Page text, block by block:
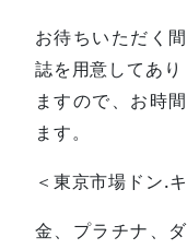
お待ちいただく
誌を用意してあり
ますので、お時
ます。
＜東京市場ドン.
金、プラチナ、